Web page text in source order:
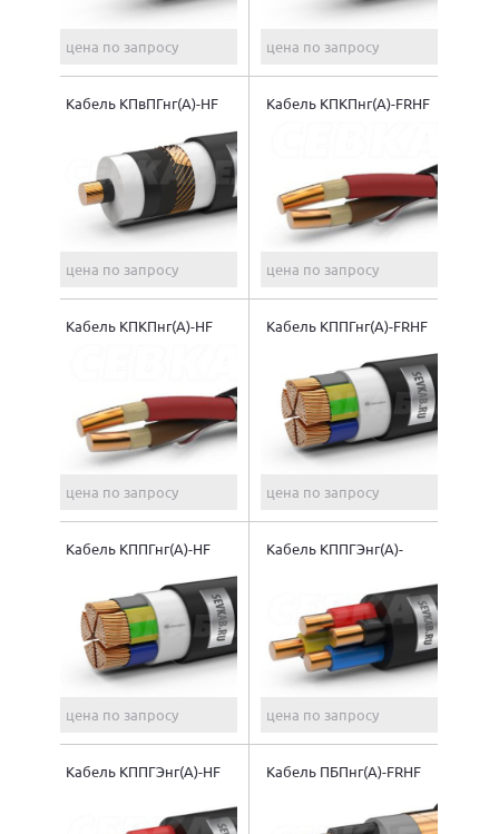
цена по запросу цена по запросу
Кабель КПвПГнг(A)-HF
цена по запросу
Кабель КПКПнг(A)-FRHF
цена по запросу
Кабель КПКПнг(A)-HF
цена по запросу
Кабель КППГнг(A)-FRHF
цена по запросу
Кабель КППГнг(A)-HF
цена по запросу
Кабель КППГЭнг(A)-
цена по запросу
Кабель КППГЭнг(A)-HF Кабель ПБПнг(A)-FRHF